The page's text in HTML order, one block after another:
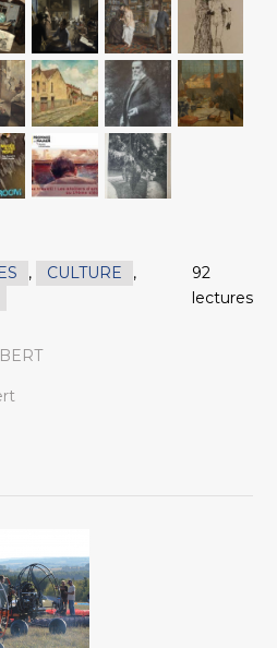
, CULTURE
,
92
lectures